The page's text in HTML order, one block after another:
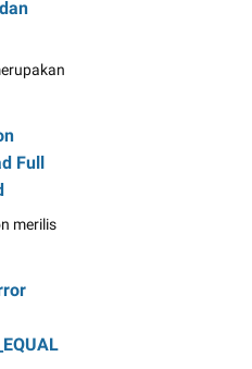
Full
merilis